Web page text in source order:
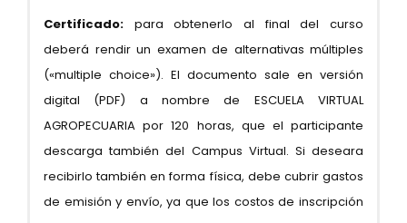
Certificado: para obtenerlo al final del curso
deberá rendir un examen de alternativas múltiples
(«multiple choice»). El documento sale en versión
digital (PDF) a nombre de ESCUELA VIRTUAL
AGROPECUARIA por 120 horas, que el participante
descarga también del Campus Virtual. Si deseara
recibirlo también en forma física, debe cubrir gastos
de emisión y envío, ya que los costos de inscripción